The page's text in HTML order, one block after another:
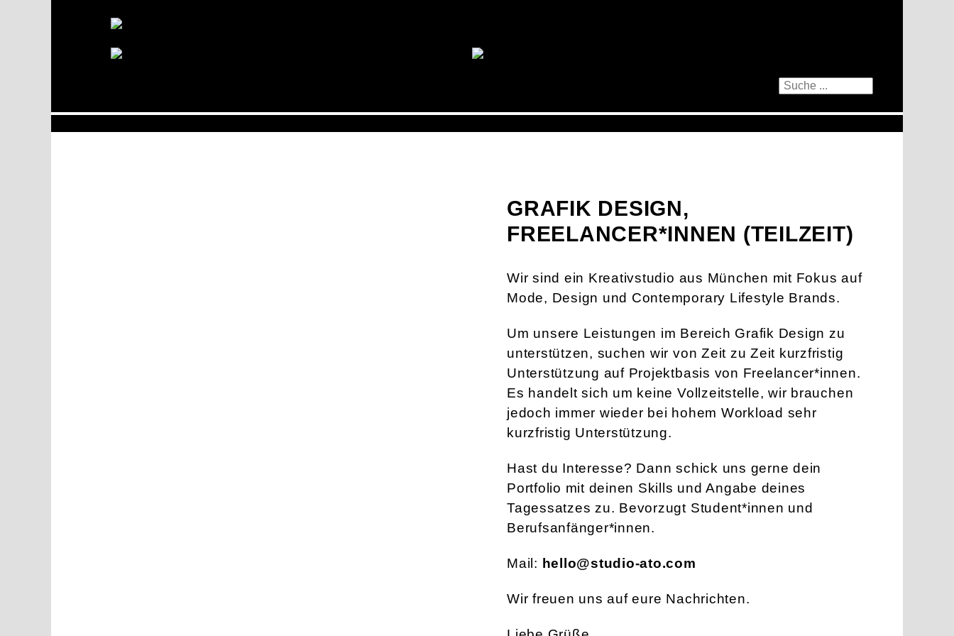
GRAFIK DESIGN,
FREELANCER*INNEN (TEILZEIT)
Wir sind ein Kreativstudio aus München mit Fokus auf
Mode, Design und Contemporary Lifestyle Brands.
Um unsere Leistungen im Bereich Grafik Design zu
unterstützen, suchen wir von Zeit zu Zeit kurzfristig
Unterstützung auf Projektbasis von Freelancer*innen.
Es handelt sich um keine Vollzeitstelle, wir brauchen
jedoch immer wieder bei hohem Workload sehr
kurzfristig Unterstützung.
Hast du Interesse? Dann schick uns gerne dein
Portfolio mit deinen Skills und Angabe deines
Tagessatzes zu. Bevorzugt Student*innen und
Berufsanfänger*innen.
Mail: hello@studio-ato.com
Wir freuen uns auf eure Nachrichten.